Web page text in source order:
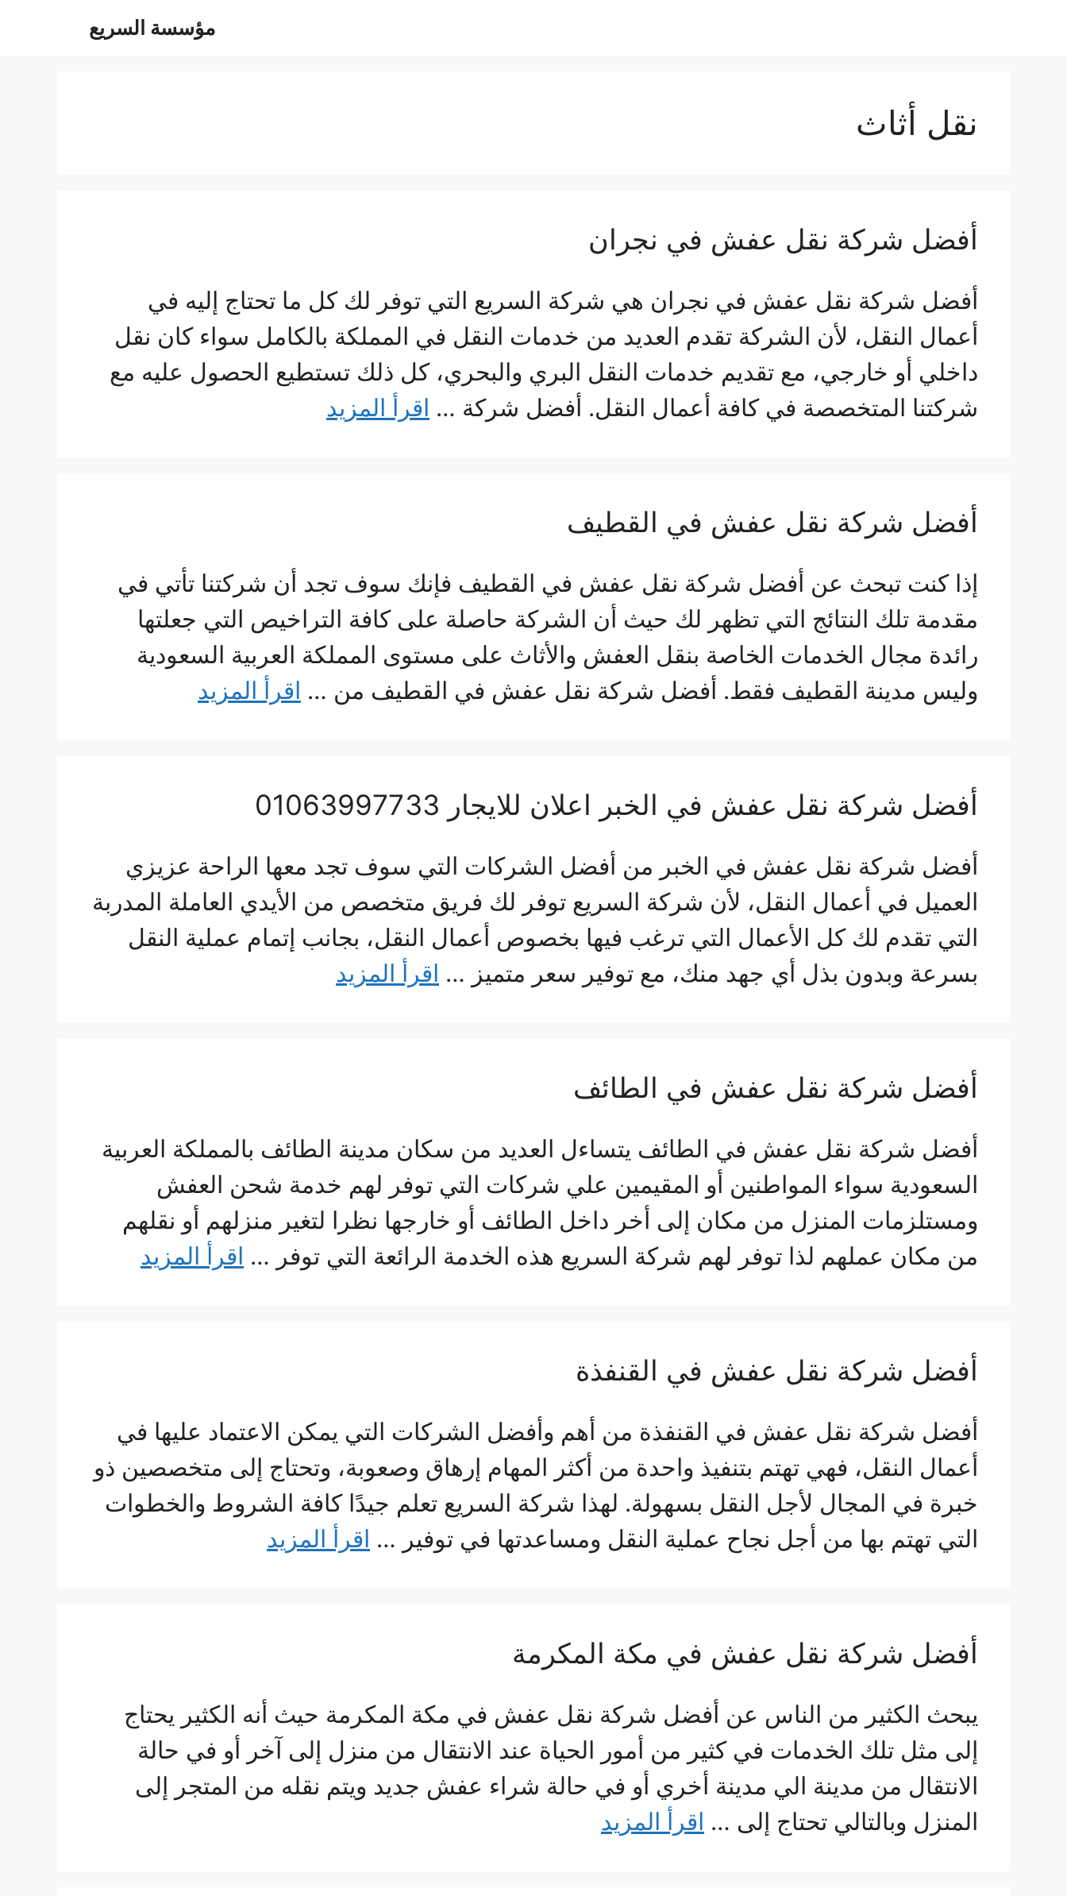
مؤسسة السريع
نقل أثاث
أفضل شركة نقل عفش في نجران
أفضل شركة نقل عفش في نجران هي شركة السريع التي توفر لك كل ما تحتاج إليه في
أعمال النقل، لأن الشركة تقدم العديد من خدمات النقل في المملكة بالكامل سواء كان نقل
داخلي أو خارجي، مع تقديم خدمات النقل البري والبحري، كل ذلك تستطيع الحصول عليه مع
شركتنا المتخصصة في كافة أعمال النقل. أفضل شركة … اقرأ المزيد
أفضل شركة نقل عفش في القطيف
إذا كنت تبحث عن أفضل شركة نقل عفش في القطيف فإنك سوف تجد أن شركتنا تأتي في
مقدمة تلك النتائج التي تظهر لك حيث أن الشركة حاصلة على كافة التراخيص التي جعلتها
رائدة مجال الخدمات الخاصة بنقل العفش والأثاث على مستوى المملكة العربية السعودية
وليس مدينة القطيف فقط. أفضل شركة نقل عفش في القطيف من … اقرأ المزيد
أفضل شركة نقل عفش في الخبر اعلان للايجار 01063997733
أفضل شركة نقل عفش في الخبر من أفضل الشركات التي سوف تجد معها الراحة عزيزي
العميل في أعمال النقل، لأن شركة السريع توفر لك فريق متخصص من الأيدي العاملة المدربة
التي تقدم لك كل الأعمال التي ترغب فيها بخصوص أعمال النقل، بجانب إتمام عملية النقل
بسرعة وبدون بذل أي جهد منك، مع توفير سعر متميز … اقرأ المزيد
أفضل شركة نقل عفش في الطائف
أفضل شركة نقل عفش في الطائف يتساءل العديد من سكان مدينة الطائف بالمملكة العربية
السعودية سواء المواطنين أو المقيمين علي شركات التي توفر لهم خدمة شحن العفش
ومستلزمات المنزل من مكان إلى أخر داخل الطائف أو خارجها نظرا لتغير منزلهم أو نقلهم
من مكان عملهم لذا توفر لهم شركة السريع هذه الخدمة الرائعة التي توفر … اقرأ المزيد
أفضل شركة نقل عفش في القنفذة
أفضل شركة نقل عفش في القنفذة من أهم وأفضل الشركات التي يمكن الاعتماد عليها في
أعمال النقل، فهي تهتم بتنفيذ واحدة من أكثر المهام إرهاق وصعوبة، وتحتاج إلى متخصصين ذو
خبرة في المجال لأجل النقل بسهولة. لهذا شركة السريع تعلم جيدًا كافة الشروط والخطوات
التي تهتم بها من أجل نجاح عملية النقل ومساعدتها في توفير … اقرأ المزيد
أفضل شركة نقل عفش في مكة المكرمة
يبحث الكثير من الناس عن أفضل شركة نقل عفش في مكة المكرمة حيث أنه الكثير يحتاج
إلى مثل تلك الخدمات في كثير من أمور الحياة عند الانتقال من منزل إلى آخر أو في حالة
الانتقال من مدينة الي مدينة أخري أو في حالة شراء عفش جديد ويتم نقله من المتجر إلى
المنزل وبالتالي تحتاج إلى … اقرأ المزيد